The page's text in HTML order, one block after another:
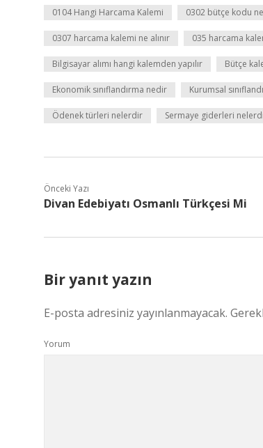
0104 Hangi Harcama Kalemi 0302 bütçe kodu
0307 harcama kalemi ne alınır 035 harcama
Bilgisayar alımı hangi kalemden yapılır Bütçe
Ekonomik sınıflandırma nedir Kurumsal
Ödenek türleri nelerdir Sermaye giderleri
Önceki Yazı
Divan Edebiyatı Osmanlı Türkçesi Mi
Bir yanıt yazın
E-posta adresiniz yayınlanmayacak.
Yorum